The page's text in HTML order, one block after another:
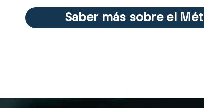
Saber más sobre el